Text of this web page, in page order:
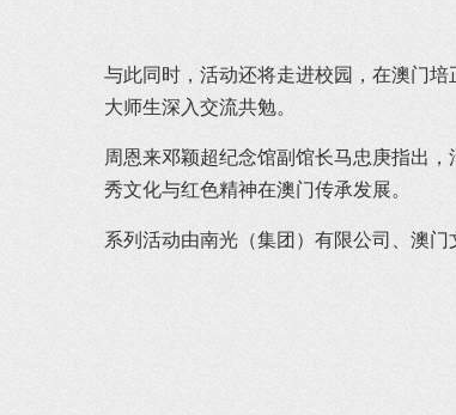
与此同时，活动还将走进校园，在澳门
大师生深入交流共勉。
周恩来邓颖超纪念馆副馆长马忠庚指出
秀文化与红色精神在澳门传承发展。
系列活动由南光（集团）有限公司、澳